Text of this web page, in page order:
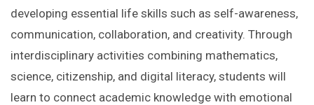
developing essential life skills such as self-awareness,
communication, collaboration, and creativity. Through
interdisciplinary activities combining mathematics,
science, citizenship, and digital literacy, students will
learn to connect academic knowledge with emotional